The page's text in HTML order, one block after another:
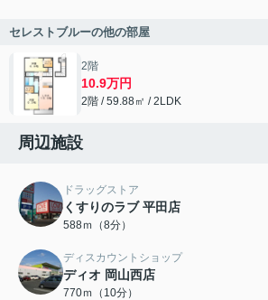
セレストブルーの他の部屋
2階
10.9万円
2階 / 59.88㎡ / 2LDK
周辺施設
ドラッグストア
くすりのラブ 平田店
588ｍ（8分）
ディスカウントショップ
ディオ 岡山西店
770ｍ（10分）